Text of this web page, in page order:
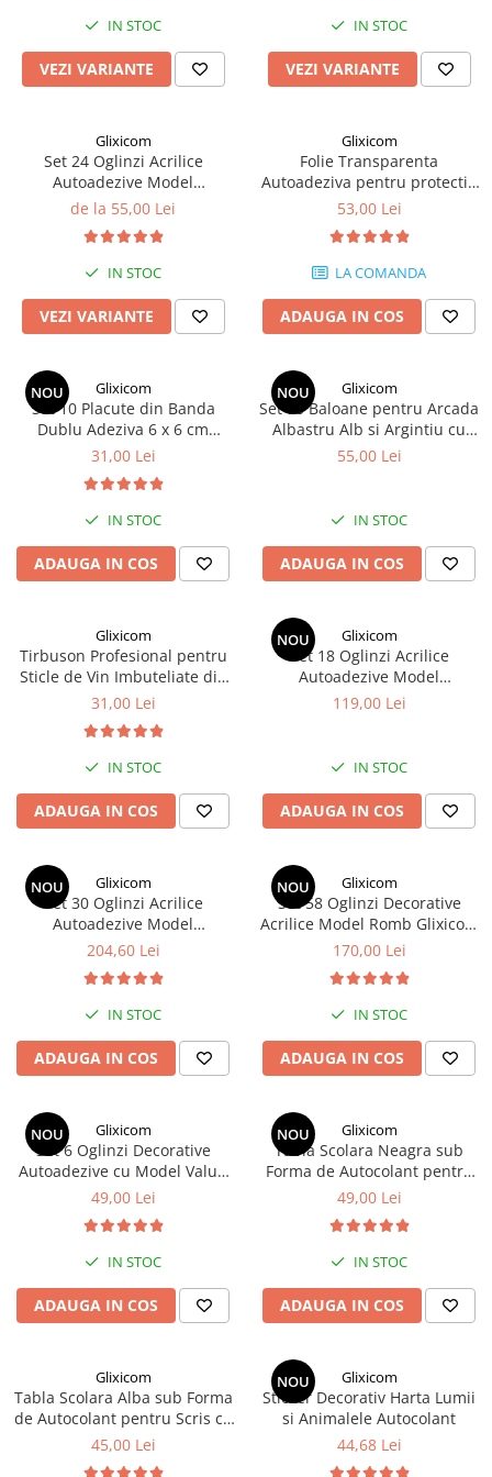
Intretinere Textile si Covoare
Accesorii Gradina
Adezivi & Benzi Adezive
Climatizare & Iluminare
Lampi Solare
Lampi de Veghe
Lampi si Becuri cu LED
Lampi Selfie cu LED
Perii, trimmere si clesti
Castroane si Adapatori Animale
Laptop, Tablete & Telefoane
Stickere si Accesorii Decorative
Oglinzi Acrilice Decorative
Stickere Decorative
Baloane
Folii Protectie Multisuprafete
Accesorii Decoratiuni Interioare
PC, Periferice & Software
Folii Protectie Tastatura
Jucarii Copii & Bebe
Sport & Articole Outdoor
Fitness & Body Building
Ingrijire si Protectie Personala
Camping si Drumetii
Auto & Moto
Iluminare LED
Suport si Docking Auto
Incarcatoare Auto
Folii Auto & Tunning
Odorizante/Accesorii Auto
IN STOC
VEZI VARIANTE
IN STOC
VEZI VARIANTE
Glixicom
Set 24 Oglinzi Acrilice
Autoadezive Model
Dreptunghi Dimensiuni 35x8
de la 55,00 Lei
IN STOC
VEZI VARIANTE
Glixicom
Folie Transparenta
Autoadeziva pentru protectie
Mobila si Alte Suprafete, 200 x
53,00 Lei
LA COMANDA
ADAUGA IN COS
NOU Glixicom
Set 10 Placute din Banda
Dublu Adeziva 6 x 6 cm
Multifunctionale
31,00 Lei
IN STOC
ADAUGA IN COS
NOU Glixicom
Set 70 Baloane pentru Arcada
Albastru Alb si Argintiu cu
Confetti G Glixicom®
55,00 Lei
IN STOC
ADAUGA IN COS
Glixicom
Tirbuson Profesional pentru
Sticle de Vin Imbuteliate din
Otel cu Manere Anti-
Glixicom®
31,00 Lei
IN STOC
ADAUGA IN COS
NOU Glixicom
Set 18 Oglinzi Acrilice
Autoadezive Model
Dreptunghi 10 x 15 cm G
119,00 Lei
IN STOC
ADAUGA IN COS
NOU Glixicom
Set 30 Oglinzi Acrilice
Autoadezive Model
Dreptunghi 10 x 15 cm G
204,60 Lei
IN STOC
ADAUGA IN COS
NOU Glixicom
Set 58 Oglinzi Decorative
Acrilice Model Romb Glixicom
Autoadezive 100 x 100 cm
Dormitor Mobila sau Perete
170,00 Lei
IN STOC
ADAUGA IN COS
NOU Glixicom
Set 6 Oglinzi Decorative
Autoadezive cu Model Valuri
Glixicom din Acril 19 x 17 cm
49,00 Lei
IN STOC
ADAUGA IN COS
NOU Glixicom
Tabla Scolara Neagra sub
Forma de Autocolant pentru
Scris cu Creta, 2 m x 45 cm
49,00 Lei
IN STOC
ADAUGA IN COS
Glixicom
Tabla Scolara Alba sub Forma
de Autocolant pentru Scris cu
Markerul - 2 m x 45 cm
45,00 Lei
NOU Glixicom
Sticker Decorativ Harta Lumii
si Animalele Autocolant
44,68 Lei